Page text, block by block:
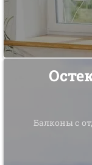
Балконы с